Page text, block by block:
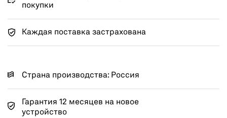
покупки
Каждая поставка застрахована
Страна производства: Россия
Гарантия 12 месяцев на новое
устройство